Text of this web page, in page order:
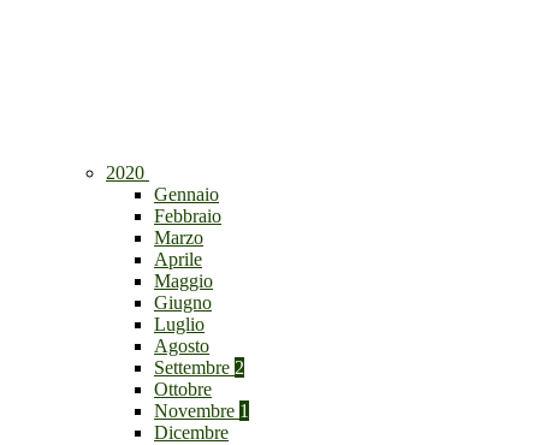
2020
Gennaio
Febbraio
Marzo
Aprile
Maggio
Giugno
Luglio
Agosto
Settembre 2
Ottobre
Novembre 1
Dicembre